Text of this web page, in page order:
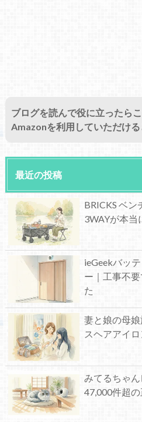
ブログを読んで役に立ったら
Amazonを利用していただける
最近の投稿
BRICKS ベン
3WAYが本当
ieGeekバッ
ー｜工事不
た
妻と娘の母
スヘアアイ
みてるちゃ
47,000件超